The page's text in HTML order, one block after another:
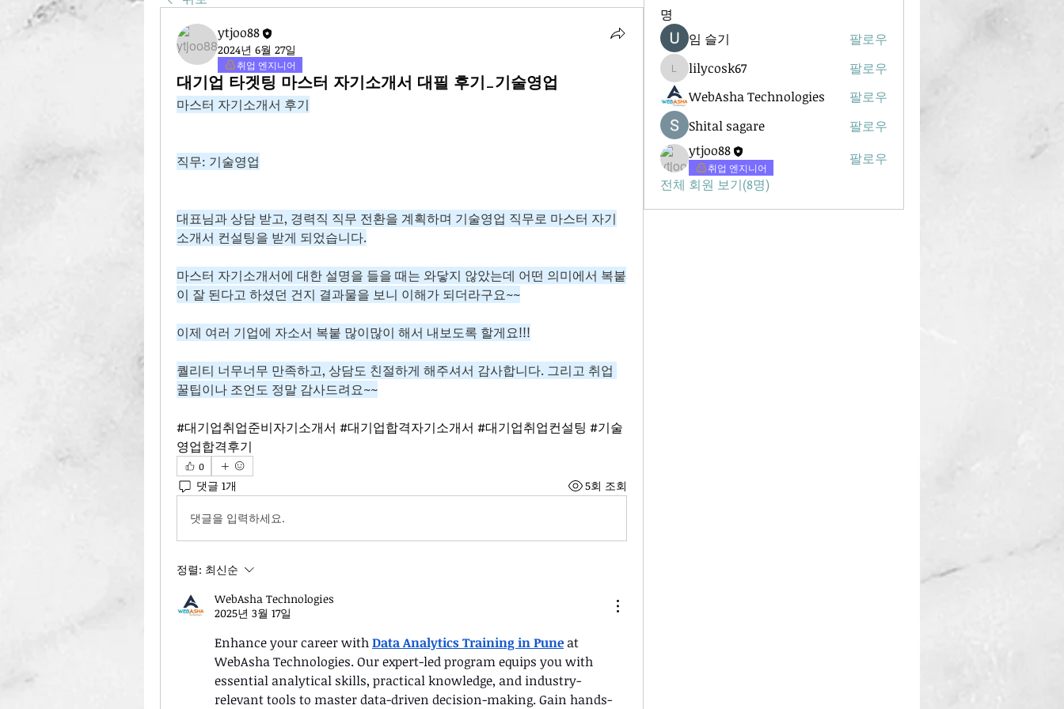
ytjoo88
2024년 6월 27일
취업 엔지니어
대기업 타겟팅 마스터 자기소개서 대필 후기_기술영업
마스터 자기소개서 후기
직무: 기술영업
대표님과 상담 받고, 경력직 직무 전환을 계획하며 기술영업 직무로 마스터 자기
소개서 컨설팅을 받게 되었습니다.
마스터 자기소개서에 대한 설명을 들을 때는 와닿지 않았는데 어떤 의미에서 복붙
이 잘 된다고 하셨던 건지 결과물을 보니 이해가 되더라구요~~
이제 여러 기업에 자소서 복붙 많이많이 해서 내보도록 할게요!!!
퀄리티 너무너무 만족하고, 상담도 친절하게 해주셔서 감사합니다. 그리고 취업
꿀팁이나 조언도 정말 감사드려요~~
#대기업취업준비자기소개서 #대기업합격자기소개서 #대기업취업컨설팅 #기술
영업합격후기
0
댓글 1개 5회 조회
댓글을 입력하세요.
정렬: 최신순
WebAsha Technologies
2025년 3월 17일
Enhance your career with Data Analytics Training in Pune at
WebAsha Technologies. Our expert-led program equips you with
essential analytical skills, practical knowledge, and industry-
relevant tools to master data-driven decision-making. Gain hands-
명
임 슬기 팔로우
lilycosk67
lilycosk67
팔로우
WebAsha Technologies
팔로우
Shital sagare
팔로우
ytjoo88
취업 엔지니어
팔로우
전체 회원 보기(8명)